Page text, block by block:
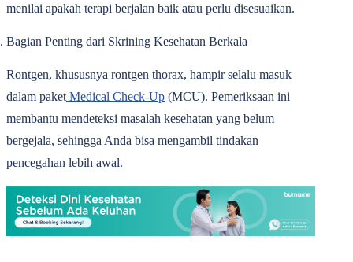
menilai apakah terapi berjalan baik atau perlu disesuaikan.
Bagian Penting dari Skrining Kesehatan Berkala
Rontgen, khususnya rontgen thorax, hampir selalu masuk
dalam paket Medical Check-Up (MCU). Pemeriksaan ini
membantu mendeteksi masalah kesehatan yang belum
bergejala, sehingga Anda bisa mengambil tindakan
pencegahan lebih awal.